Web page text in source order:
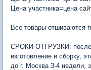
Цена участника=цена
Все товары отшиваются
СРОКИ ОТГРУЗКИ: после
изготовление и сборку,
до г. Москва 3-4 недели,